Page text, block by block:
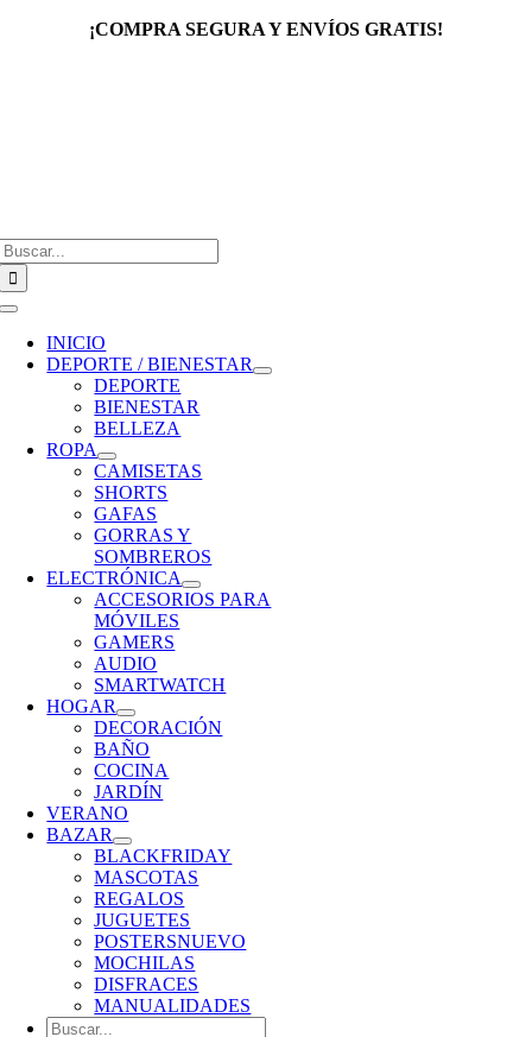
¡COMPRA SEGURA Y ENVÍOS GRATIS!
Toggle
Navigation
INICIO
DEPORTE / BIENESTAR
DEPORTE
BIENESTAR
BELLEZA
ROPA
CAMISETAS
SHORTS
GAFAS
GORRAS Y
SOMBREROS
ELECTRÓNICA
ACCESORIOS PARA
MÓVILES
GAMERS
AUDIO
SMARTWATCH
HOGAR
DECORACIÓN
BAÑO
COCINA
JARDÍN
VERANO
BAZAR
BLACKFRIDAY
MASCOTAS
REGALOS
JUGUETES
POSTERSNUEVO
MOCHILAS
DISFRACES
MANUALIDADES
Buscar: